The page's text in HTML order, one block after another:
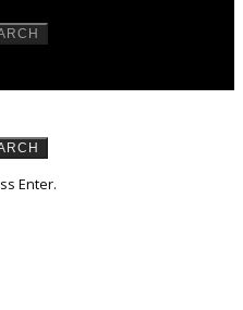
Enter.